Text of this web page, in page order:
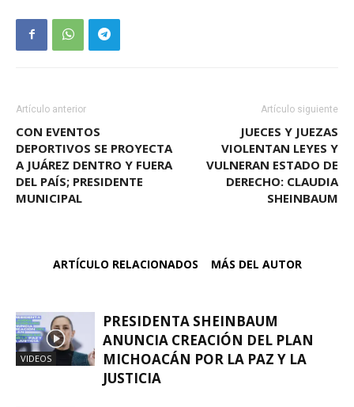
Artículo anterior
CON EVENTOS
DEPORTIVOS SE PROYECTA
A JUÁREZ DENTRO Y FUERA
DEL PAÍS; PRESIDENTE
MUNICIPAL
Artículo siguiente
JUECES Y JUEZAS
VIOLENTAN LEYES Y
VULNERAN ESTADO DE
DERECHO: CLAUDIA
SHEINBAUM
ARTÍCULO RELACIONADOS MÁS DEL AUTOR
VIDEOS
PRESIDENTA SHEINBAUM
ANUNCIA CREACIÓN DEL PLAN
MICHOACÁN POR LA PAZ Y LA
JUSTICIA